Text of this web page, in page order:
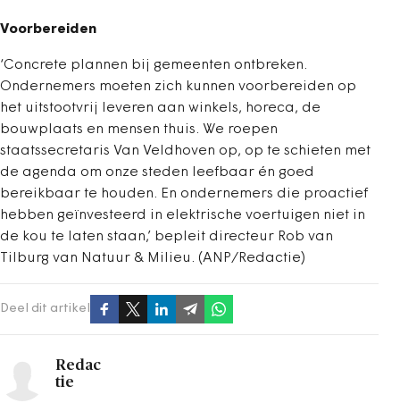
Voorbereiden
‘Concrete plannen bij gemeenten ontbreken.
Ondernemers moeten zich kunnen voorbereiden op
het uitstootvrij leveren aan winkels, horeca, de
bouwplaats en mensen thuis. We roepen
staatssecretaris Van Veldhoven op, op te schieten met
de agenda om onze steden leefbaar én goed
bereikbaar te houden. En ondernemers die proactief
hebben geïnvesteerd in elektrische voertuigen niet in
de kou te laten staan,’ bepleit directeur Rob van
Tilburg van Natuur & Milieu. (ANP/Redactie)
Deel dit artikel
Redac
tie